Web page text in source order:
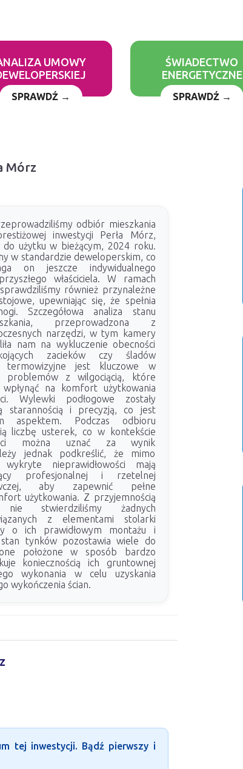
UMOWY
SPRAWDŹ →
ŚWIADECTWO
ENERGETYCZNE
SPRAWDŹ →
Mórz
odbiór mieszkania
inwestycji Perła Mórz,
do użytku w bieżącym, 2024 roku.
w standardzie deweloperskim, co
on jeszcze indywidualnego
właściciela. W ramach
sprawdziliśmy również przynależne
upewniając się, że spełnia
Szczegółowa analiza stanu
przeprowadzona z
narzędzi, w tym kamery
nam na wykluczenie obecności
zacieków czy śladów
termowizyjne jest kluczowe w
problemów z wilgociącią, które
wpłynąć na komfort użytkowania
Wylewki podłogowe zostały
starannością i precyzją, co jest
aspektem. Podczas odbioru
liczbę usterek, co w kontekście
można uznać za wynik
jednak podkreślić, że mimo
wykryte nieprawidłowości mają
profesjonalnej i rzetelnej
aby zapewnić pełne
użytkowania. Z przyjemnością
stwierdziliśmy żadnych
z elementami stolarki
o ich prawidłowym montażu i
tynków pozostawia wiele do
położone w sposób bardzo
koniecznością ich gruntownej
wykonania w celu uzyskania
wykończenia ścian.
tej inwestycji. Bądź pierwszy i